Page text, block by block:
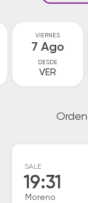
VIERNES
7 Ago
DESDE
VER
SALE
19:31
Moreno